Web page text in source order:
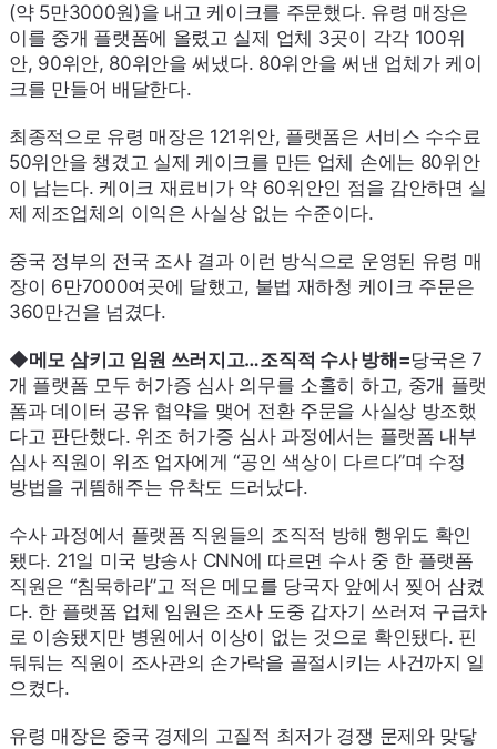
(약 5만3000원)을 내고 케이크를 주문했다. 유령 매장은
이를 중개 플랫폼에 올렸고 실제 업체 3곳이 각각 100위
안, 90위안, 80위안을 써냈다. 80위안을 써낸 업체가 케이
크를 만들어 배달한다.
최종적으로 유령 매장은 121위안, 플랫폼은 서비스 수수료
50위안을 챙겼고 실제 케이크를 만든 업체 손에는 80위안
이 남는다. 케이크 재료비가 약 60위안인 점을 감안하면 실
제 제조업체의 이익은 사실상 없는 수준이다.
중국 정부의 전국 조사 결과 이런 방식으로 운영된 유령 매
장이 6만7000여곳에 달했고, 불법 재하청 케이크 주문은
360만건을 넘겼다.
◆메모 삼키고 임원 쓰러지고…조직적 수사 방해=당국은 7
개 플랫폼 모두 허가증 심사 의무를 소홀히 하고, 중개 플랫
폼과 데이터 공유 협약을 맺어 전환 주문을 사실상 방조했
다고 판단했다. 위조 허가증 심사 과정에서는 플랫폼 내부
심사 직원이 위조 업자에게 “공인 색상이 다르다”며 수정
방법을 귀띔해주는 유착도 드러났다.
수사 과정에서 플랫폼 직원들의 조직적 방해 행위도 확인
됐다. 21일 미국 방송사 CNN에 따르면 수사 중 한 플랫폼
직원은 “침묵하라”고 적은 메모를 당국자 앞에서 찢어 삼켰
다. 한 플랫폼 업체 임원은 조사 도중 갑자기 쓰러져 구급차
로 이송됐지만 병원에서 이상이 없는 것으로 확인됐다. 핀
둬둬는 직원이 조사관의 손가락을 골절시키는 사건까지 일
으켰다.
유령 매장은 중국 경제의 고질적 최저가 경쟁 문제와 맞닿